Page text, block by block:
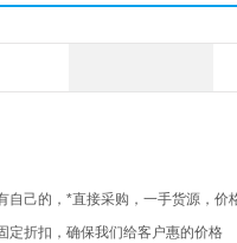
己的，*直接采购，一手货源，价
定折扣，确保我们给客户惠的价格